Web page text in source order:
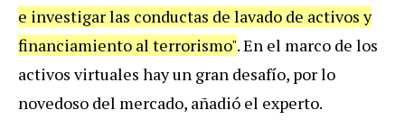
e investigar las conductas de lavado de activos y
financiamiento al terrorismo". En el marco de los
activos virtuales hay un gran desafío, por lo
novedoso del mercado, añadió el experto.